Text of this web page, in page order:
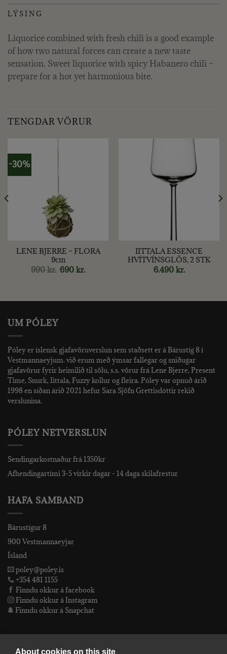
LÝSING
Liquorice combined with fresh chili is a good example
of how two natural forces can create a new taste
sensation. Sweet liquorice with spicy Habanero chili –
prepare for a hot yet harmonious bite.
TENGDAR VÖRUR
-30%
LENE BJERRE – FLORA
9cm
990kr. Original
price
690kr.
price
IITTALA ESSENCE
HVÍTVÍNSGLÖS, 2 STK
6.490 kr.
UM PÓLEY
Póley er íslensk gjafavöruverslun sem staðsett er á Bárustíg 8 í
Vestmannaeyjum. við erum með ýmsar fallegar og sniðugar
gjafavörur fyrir heimilið til sölu, s.s. vörur frá Lene Bjerre, Present
Time, Snurk, Iittala, Fuzzy kollur og fleira. Póley var opnuð árið
1998 en síðan árið 2021 hefur Sara Sjöfn Grettisdóttir rekið
verslunina.
PÓLEY NETVERSLUN
Sendingarkostnaður frá 1350kr
Afhendingartími 3-5 virkir dagar - 14 daga skilafrestur
HAFA SAMBAND
Bárustígur 8
900 Vestmannaeyjar
Ísland
poley@poley.is
+354 481 1155
Finndu okkur á facebook
Finndu okkur á Instagram
Finndu okkur á Snapchat
About cookies on this site